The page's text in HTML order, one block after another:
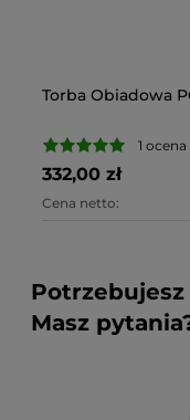
Torba Obiadowa
1 ocena
332,00 zł
Cena netto:
Masz